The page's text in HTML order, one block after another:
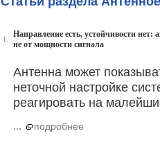
1.
Направление есть, устойчивости нет:
не от мощности сигнала
Антенна может
неточной настройке
реагировать на
... подробнее